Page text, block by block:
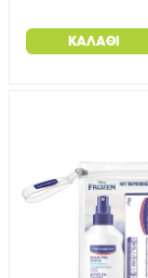
ΚΑΛΆΘΙ